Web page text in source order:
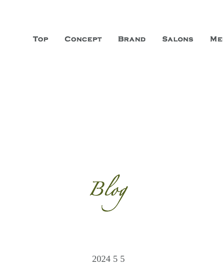
ックエステサロン ファシオ
に3店舗、神戸三宮に「神戸店」 パリサンジェルマン通りに「パリ店
わり、内面から美しくなることを追求する「本物」の商品・技術・サー
2024 5 5